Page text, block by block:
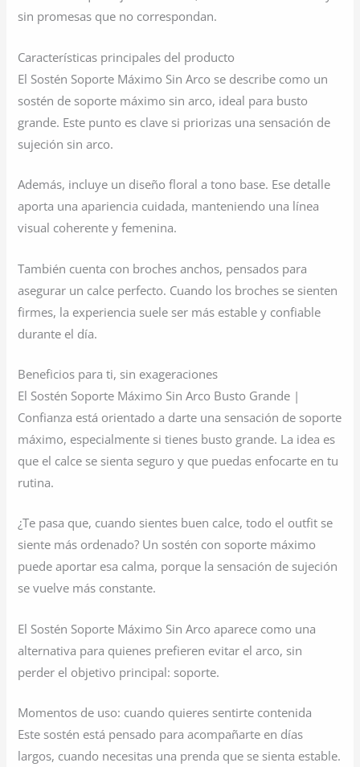
sin promesas que no correspondan.
Características principales del producto
El Sostén Soporte Máximo Sin Arco se describe como un
sostén de soporte máximo sin arco, ideal para busto
grande. Este punto es clave si priorizas una sensación de
sujeción sin arco.
Además, incluye un diseño floral a tono base. Ese detalle
aporta una apariencia cuidada, manteniendo una línea
visual coherente y femenina.
También cuenta con broches anchos, pensados para
asegurar un calce perfecto. Cuando los broches se sienten
firmes, la experiencia suele ser más estable y confiable
durante el día.
Beneficios para ti, sin exageraciones
El Sostén Soporte Máximo Sin Arco Busto Grande |
Confianza está orientado a darte una sensación de soporte
máximo, especialmente si tienes busto grande. La idea es
que el calce se sienta seguro y que puedas enfocarte en tu
rutina.
¿Te pasa que, cuando sientes buen calce, todo el outfit se
siente más ordenado? Un sostén con soporte máximo
puede aportar esa calma, porque la sensación de sujeción
se vuelve más constante.
El Sostén Soporte Máximo Sin Arco aparece como una
alternativa para quienes prefieren evitar el arco, sin
perder el objetivo principal: soporte.
Momentos de uso: cuando quieres sentirte contenida
Este sostén está pensado para acompañarte en días
largos, cuando necesitas una prenda que se sienta estable.